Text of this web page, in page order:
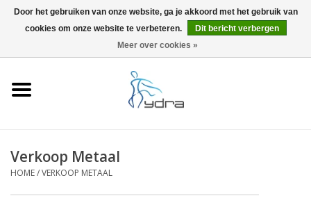
0 Artikelen - €0,00
Verkoop Metaal
HOME/VERKOOP METAAL
Door het gebruiken van onze website, ga je akkoord met het gebruik van
cookies om onze website te verbeteren.
Dit bericht verbergen
Meer over cookies »